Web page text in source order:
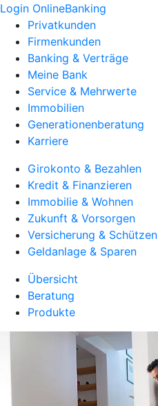
Login OnlineBanking
Privatkunden
Firmenkunden
Banking & Verträge
Meine Bank
Service & Mehrwerte
Immobilien
Generationenberatung
Karriere
Girokonto & Bezahlen
Kredit & Finanzieren
Immobilie & Wohnen
Zukunft & Vorsorgen
Versicherung & Schützen
Geldanlage & Sparen
Übersicht
Beratung
Produkte